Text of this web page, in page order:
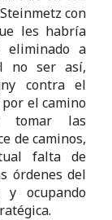
con
les habría
eliminado a
no ser así,
contra el
por el camino
tomar las
de caminos,
falta de
órdenes del
y ocupando